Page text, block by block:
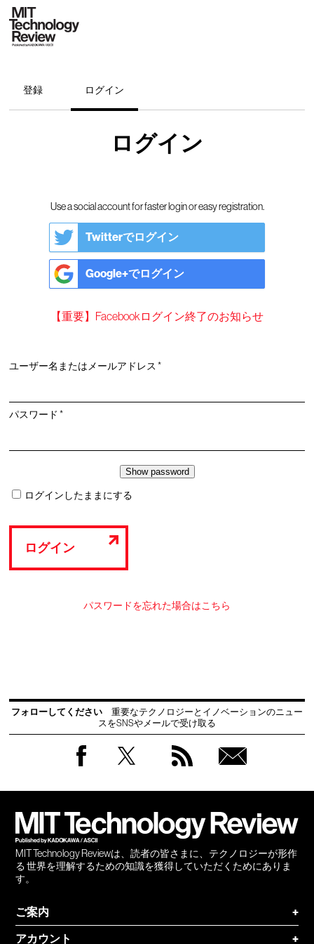
登録 ログイン
ログイン
Use a social account for faster login or easy registration.
Twitterでログイン
Google+でログイン
【重要】Facebookログイン終了のお知らせ
ユーザー名またはメールアドレス*必
パスワード*必
ログインしたままにする
ログイン
パスワードを忘れた場合はこちら
フォローしてください
重要なテクノロジーとイノベーションのニュー
スをSNSやメールで受け取る
MIT Technology Reviewは、読者の皆さまに、テクノロジーが形作
る 世界を理解するための知識を獲得していただくためにありま
す。
ご案内
+
アカウント
+